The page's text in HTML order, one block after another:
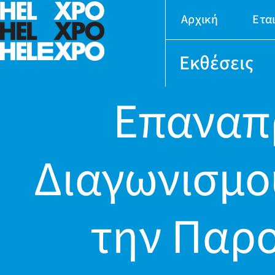
Αρχική
Εκθέσεις
την